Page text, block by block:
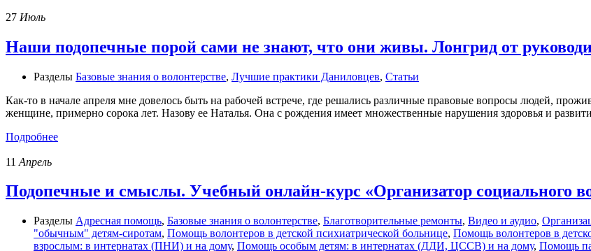
27 Июль
Наши подопечные порой сами не знают, что они живы. Лонгрид от
Разделы Базовые знания о волонтерстве, Лучшие практики Даниловцев, Статьи
Как-то в начале апреля мне довелось быть на рабочей встрече, где решались различные правовые вопросы людей,
женщине, примерно сорока лет. Назову ее Наталья. Она с рождения имеет множественные нарушения здоровья и
Подробнее
11 Апрель
Подопечные и смыслы. Учебный онлайн-курс «Организатор социального
Разделы Адресная помощь, Базовые знания о волонтерстве, Благотворительные ремонты, Видео и аудио,
"обычным" детям-сиротам, Помощь волонтеров в детской психиатрической больнице, Помощь волонтеров в
взрослым: в интернатах (ПНИ) и на дому, Помощь особым детям: в интернатах (ДДИ, ЦССВ) и на дому, Помощь